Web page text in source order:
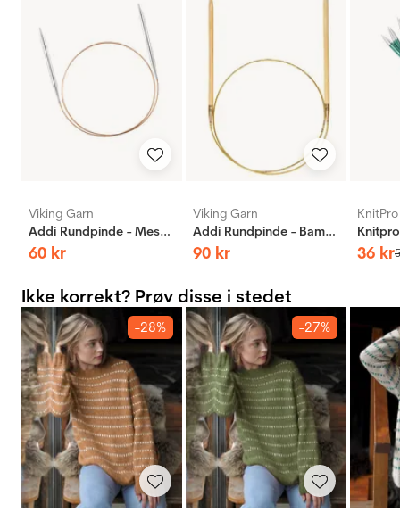
Viking Garn
Addi Rundpinde - Messing
60 kr
Viking Garn
Addi Rundpinde - Bambus
90 kr
KnitPro
36 kr
Ikke korrekt? Prøv disse i stedet
-28% -27%